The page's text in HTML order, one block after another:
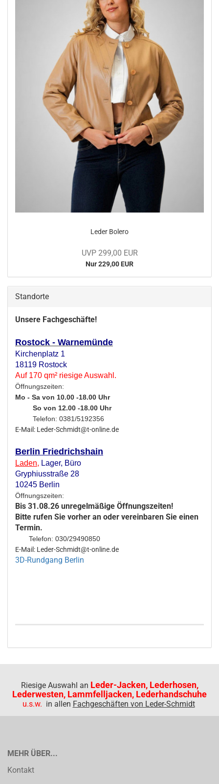
Leder Bo­le­ro
UVP 299,00 EUR
Nur 229,00 EUR
Standorte
Unsere Fachgeschäfte!
Rostock - Warnemünde
Kirchenplatz 1
18119 Rostock
Auf 170 qm² riesige Auswahl.
Öffnungszeiten:
Mo - Sa von 10.00 -18.00 Uhr
So von 12.00 -18.00 Uhr
Telefon: 0381/5192356
E-Mail: Leder-Schmidt@t-online.de
Berlin Friedrichshain
Laden, Lager, Büro
Gryphiusstraße 28
10245 Berlin
Öffnungszeiten:
Bis 31.08.26 unregelmäßige Öffnungszeiten!
Bitte rufen Sie vorher an oder vereinbaren Sie einen
Termin.
Telefon: 030/29490850
E-Mail: Leder-Schmidt@t-online.de
3D-Rundgang Berlin
Riesige Auswahl an Leder-Jacken, Lederhosen,
Lederwesten, Lammfelljacken, Lederhandschuhe
u.s.w. in allen Fachgeschäften von Leder-Schmidt
MEHR ÜBER...
Kontakt